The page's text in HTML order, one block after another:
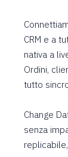
CRM e a
nativa a
Ordini,
tutto
Change
senza